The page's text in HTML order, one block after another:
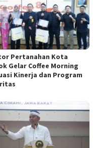
Pertanahan Kota
Gelar Coffee Morning
Kinerja dan Program